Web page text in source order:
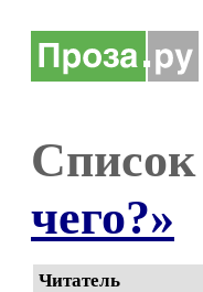
чего?»
Читатель